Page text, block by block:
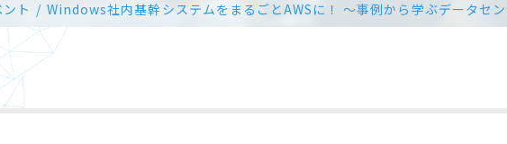
ト Windows社内基幹システムをまるごとAWSに！ ～事例から学ぶデータ